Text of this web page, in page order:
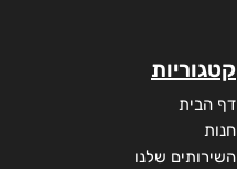
קטגוריות
דף הבית
חנות
השירותים שלנו